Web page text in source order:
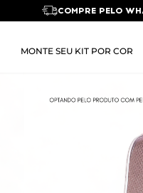
COMPRE PELO
MONTE SEU KIT POR COR